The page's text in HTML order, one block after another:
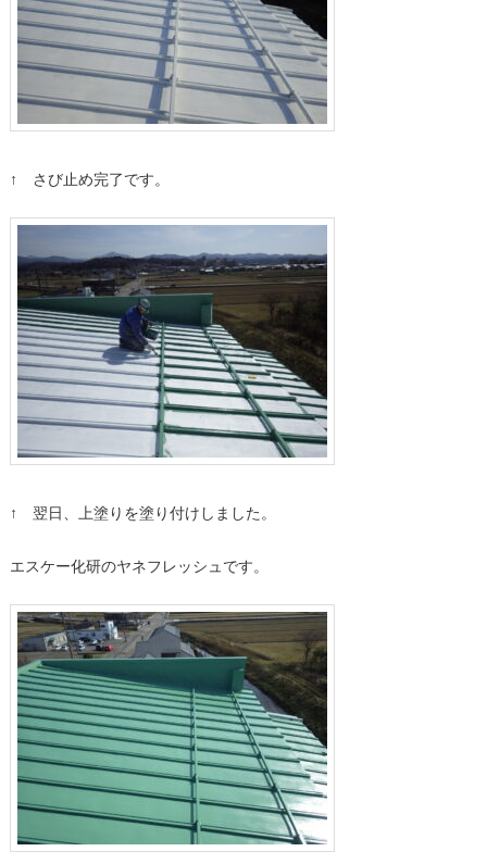
↑ さび止め完了です。
↑ 翌日、上塗りを塗り付けしました。
エスケー化研のヤネフレッシュです。